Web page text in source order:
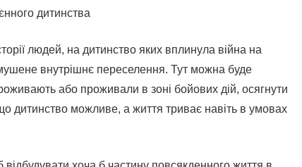
дитинства
людей, на дитинство яких вплинула війна на
внутрішнє переселення. Тут можна буде
або проживали в зоні бойових дій, осягнути
дитинство можливе, а життя триває навіть в умовах